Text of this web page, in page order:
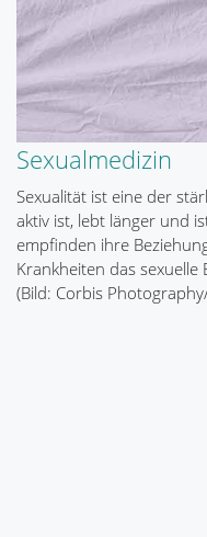
Sexualmedizin
Sexualität ist eine der
aktiv ist, lebt länger und
empfinden ihre
Krankheiten das
(Bild: Corbis